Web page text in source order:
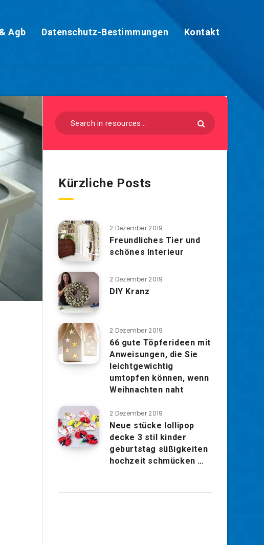
Agb Datenschutz-Bestimmungen Kontakt
Kürzliche Posts
2 Dezember 2019
Freundliches Tier und
schönes Interieur
2 Dezember 2019
DIY Kranz
2 Dezember 2019
66 gute Töpferideen mit
Anweisungen, die Sie
leichtgewichtig
umtopfen können, wenn
Weihnachten naht
2 Dezember 2019
Neue stücke lollipop
decke 3 stil kinder
geburtstag süßigkeiten
hochzeit schmücken …